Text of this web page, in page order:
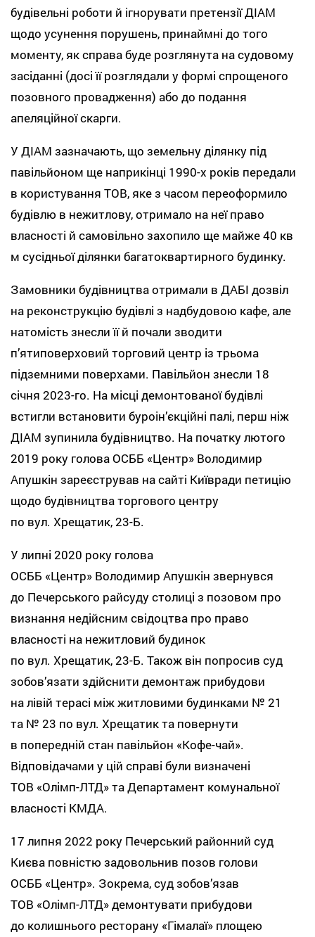
будівельні роботи й ігнорувати претензії ДІАМ
щодо усунення порушень, принаймні до того
моменту, як справа буде розглянута на судовому
засіданні (досі її розглядали у формі спрощеного
позовного провадження) або до подання
апеляційної скарги.
У ДІАМ зазначають, що земельну ділянку під
павільйоном ще наприкінці 1990-х років передали
в користування ТОВ, яке з часом переоформило
будівлю в нежитлову, отримало на неї право
власності й самовільно захопило ще майже 40 кв
м сусідньої ділянки багатоквартирного будинку.
Замовники будівництва отримали в ДАБІ дозвіл
на реконструкцію будівлі з надбудовою кафе, але
натомість знесли її й почали зводити
п’ятиповерховий торговий центр із трьома
підземними поверхами. Павільйон знесли 18
січня 2023-го. На місці демонтованої будівлі
встигли встановити буроін’єкційні палі, перш ніж
ДІАМ зупинила будівництво. На початку лютого
2019 року голова ОСББ «Центр» Володимир
Апушкін зареєстрував на сайті Київради петицію
щодо будівництва торгового центру
по вул. Хрещатик, 23-Б.
У липні 2020 року голова
ОСББ «Центр» Володимир Апушкін звернувся
до Печерського райсуду столиці з позовом про
визнання недійсним свідоцтва про право
власності на нежитловий будинок
по вул. Хрещатик, 23-Б. Також він попросив суд
зобов’язати здійснити демонтаж прибудови
на лівій терасі між житловими будинками № 21
та № 23 по вул. Хрещатик та повернути
в попередній стан павільйон «Кофе-чай».
Відповідачами у цій справі були визначені
ТОВ «Олімп-ЛТД» та Департамент комунальної
власності КМДА.
17 липня 2022 року Печерський районний суд
Києва повністю задовольнив позов голови
ОСББ «Центр». Зокрема, суд зобов’язав
ТОВ «Олімп-ЛТД» демонтувати прибудови
до колишнього ресторану «Гімалаї» площею